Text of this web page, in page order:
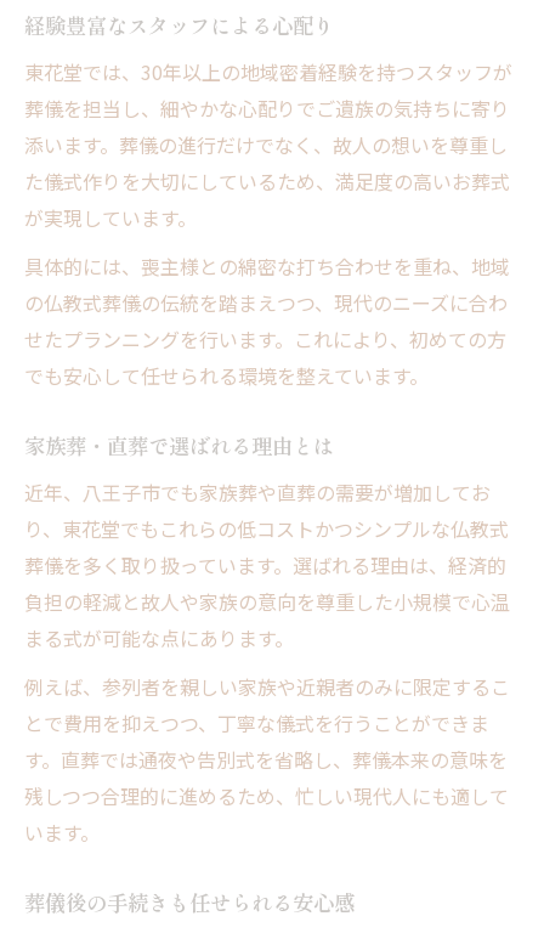
経験豊富なスタッフによる心配り
東花堂では、30年以上の地域密着経験を持つスタッフが
葬儀を担当し、細やかな心配りでご遺族の気持ちに寄り
添います。葬儀の進行だけでなく、故人の想いを尊重し
た儀式作りを大切にしているため、満足度の高いお葬式
が実現しています。
具体的には、喪主様との綿密な打ち合わせを重ね、地域
の仏教式葬儀の伝統を踏まえつつ、現代のニーズに合わ
せたプランニングを行います。これにより、初めての方
でも安心して任せられる環境を整えています。
家族葬・直葬で選ばれる理由とは
近年、八王子市でも家族葬や直葬の需要が増加してお
り、東花堂でもこれらの低コストかつシンプルな仏教式
葬儀を多く取り扱っています。選ばれる理由は、経済的
負担の軽減と故人や家族の意向を尊重した小規模で心温
まる式が可能な点にあります。
例えば、参列者を親しい家族や近親者のみに限定するこ
とで費用を抑えつつ、丁寧な儀式を行うことができま
す。直葬では通夜や告別式を省略し、葬儀本来の意味を
残しつつ合理的に進めるため、忙しい現代人にも適して
います。
葬儀後の手続きも任せられる安心感